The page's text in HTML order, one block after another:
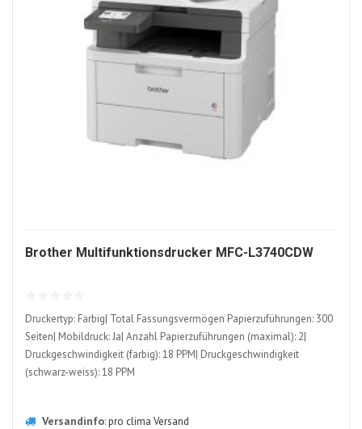
Brother Multifunktionsdrucker MFC-L3740CDW
Druckertyp: Farbig| Total Fassungsvermögen Papierzuführungen: 300
Seiten| Mobildruck: Ja| Anzahl Papierzuführungen (maximal): 2|
Druckgeschwindigkeit (farbig): 18 PPM| Druckgeschwindigkeit
(schwarz-weiss): 18 PPM
Versandinfo:pro clima Versand